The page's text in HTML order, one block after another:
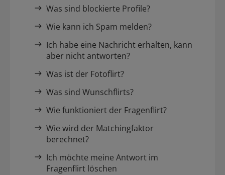
Was sind blockierte Profile?
Wie kann ich Spam melden?
Ich habe eine Nachricht erhalten, kann
aber nicht antworten?
Was ist der Fotoflirt?
Was sind Wunschflirts?
Wie funktioniert der Fragenflirt?
Wie wird der Matchingfaktor
berechnet?
Ich möchte meine Antwort im
Fragenflirt löschen